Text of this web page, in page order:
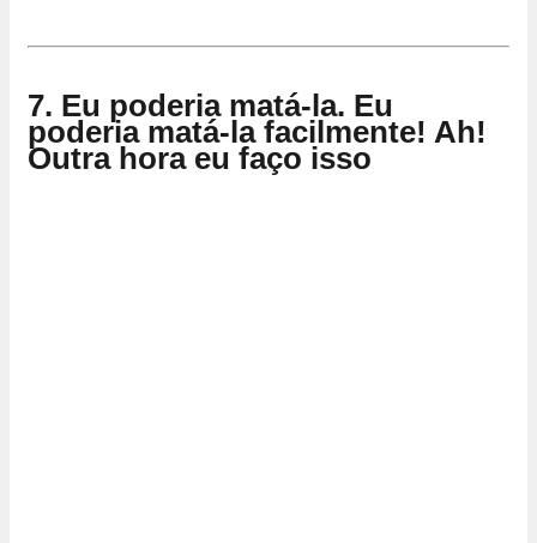
7. Eu poderia matá-la. Eu
poderia matá-la facilmente! Ah!
Outra hora eu faço isso